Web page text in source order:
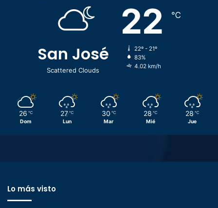
San José
Scattered Clouds
22 ℃
22º - 21º
83%
4.02 km/h
26 ℃
Dom
27 ℃
Lun
30 ℃
Mar
28 ℃
Mié
28 ℃
Jue
Lo más visto